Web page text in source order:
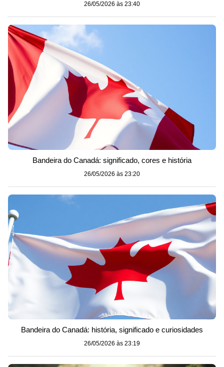
26/05/2026 às 23:40
Bandeira do Canadá: significado, cores e história
26/05/2026 às 23:20
Bandeira do Canadá: história, significado e curiosidades
26/05/2026 às 23:19